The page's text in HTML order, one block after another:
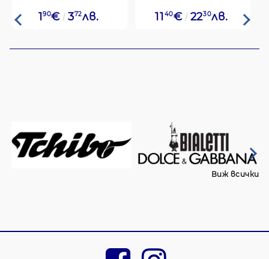
190€ 372лв. 11 40€ 2230лв.
Виж всички